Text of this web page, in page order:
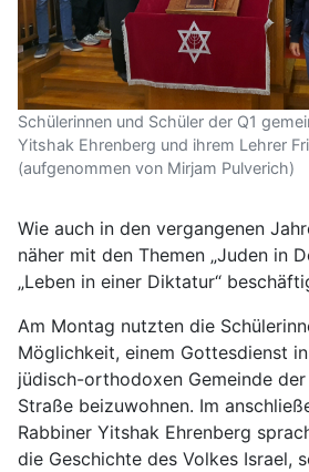
Schülerinnen und Schüler der Q1
Yitshak Ehrenberg und ihrem Lehrer
(aufgenommen von Mirjam Pulverich)
Wie auch in den vergangenen
näher mit den Themen „Juden in
„Leben in einer Diktatur“
Am Montag nutzten die
Möglichkeit, einem Gottesdienst
jüdisch-orthodoxen Gemeinde
Straße beizuwohnen. Im
Rabbiner Yitshak Ehrenberg
die Geschichte des Volkes Israel,